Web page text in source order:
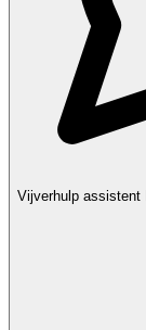
Vijverhulp assistent